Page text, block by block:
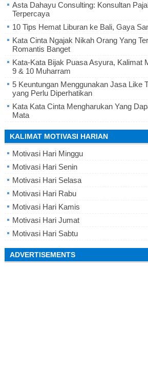
Asta Dahayu Consulting: Konsultan
Terpercaya
10 Tips Hemat Liburan ke Bali, Gaya
Kata Cinta Ngajak Nikah Orang Yang
Romantis Banget
Kata-Kata Bijak Puasa Asyura, Kalimat
9 & 10 Muharram
5 Keuntungan Menggunakan Jasa Like
yang Perlu Diperhatikan
Kata Kata Cinta Mengharukan Yang
Mata
KALIMAT MOTIVASI HARIAN
Motivasi Hari Minggu
Motivasi Hari Senin
Motivasi Hari Selasa
Motivasi Hari Rabu
Motivasi Hari Kamis
Motivasi Hari Jumat
Motivasi Hari Sabtu
ADVERTISEMENTS